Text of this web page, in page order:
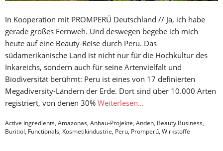
In Kooperation mit PROMPERÚ Deutschland // Ja, ich habe
gerade großes Fernweh. Und deswegen begebe ich mich
heute auf eine Beauty-Reise durch Peru. Das
südamerikanische Land ist nicht nur für die Hochkultur des
Inkareichs, sondern auch für seine Artenvielfalt und
Biodiversität berühmt: Peru ist eines von 17 definierten
Megadiversity-Ländern der Erde. Dort sind über 10.000 Arten
registriert, von denen 30% Weiterlesen…
Active Ingredients, Amazonas, Anbau-Projekte, Anden, Beauty Business,
Buritiöl, Functionals, Kosmetikindustrie, Peru, Promperú, Wirkstoffe